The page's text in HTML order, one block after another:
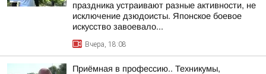
праздника устраивают разные активности, не
исключение дзюдоисты. Японское боевое
искусство завоевало...
Вчера, 18:08
Приёмная в профессию.. Техникумы,